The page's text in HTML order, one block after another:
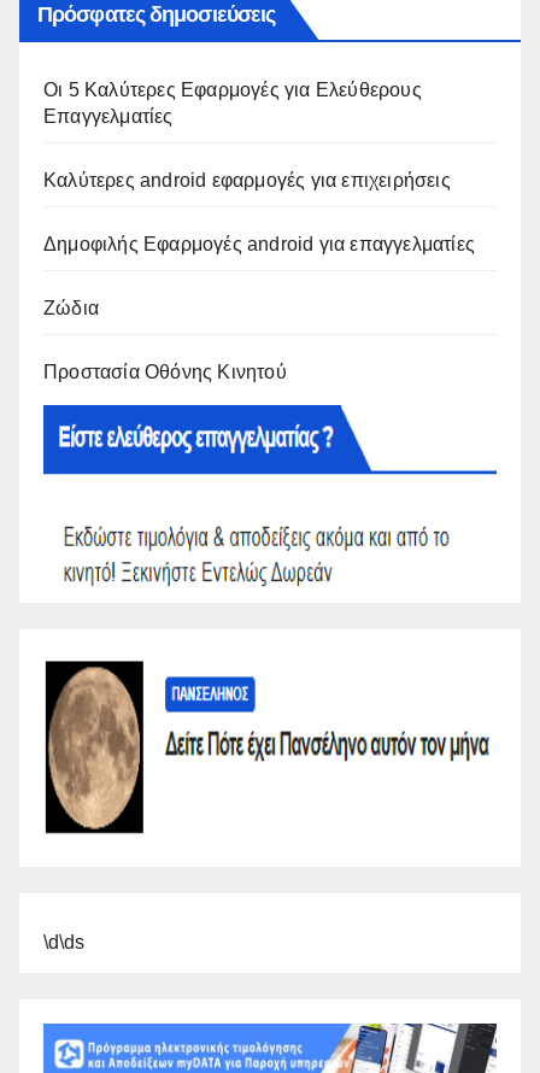
Πρόσφατες δημοσιεύσεις
Οι 5 Καλύτερες Εφαρμογές για Ελεύθερους
Επαγγελματίες
Καλύτερες android εφαρμογές για επιχειρήσεις
Δημοφιλής Εφαρμογές android για επαγγελματίες
Ζώδια
Προστασία Οθόνης Κινητού
\d\ds